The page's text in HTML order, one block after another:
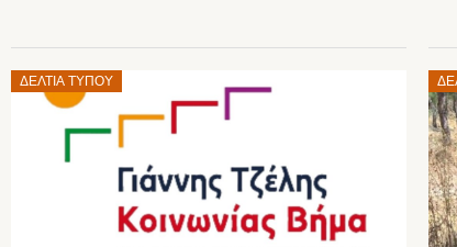
ΔΕΛΤΊΑ ΤΎΠΟΥ
Posted
on